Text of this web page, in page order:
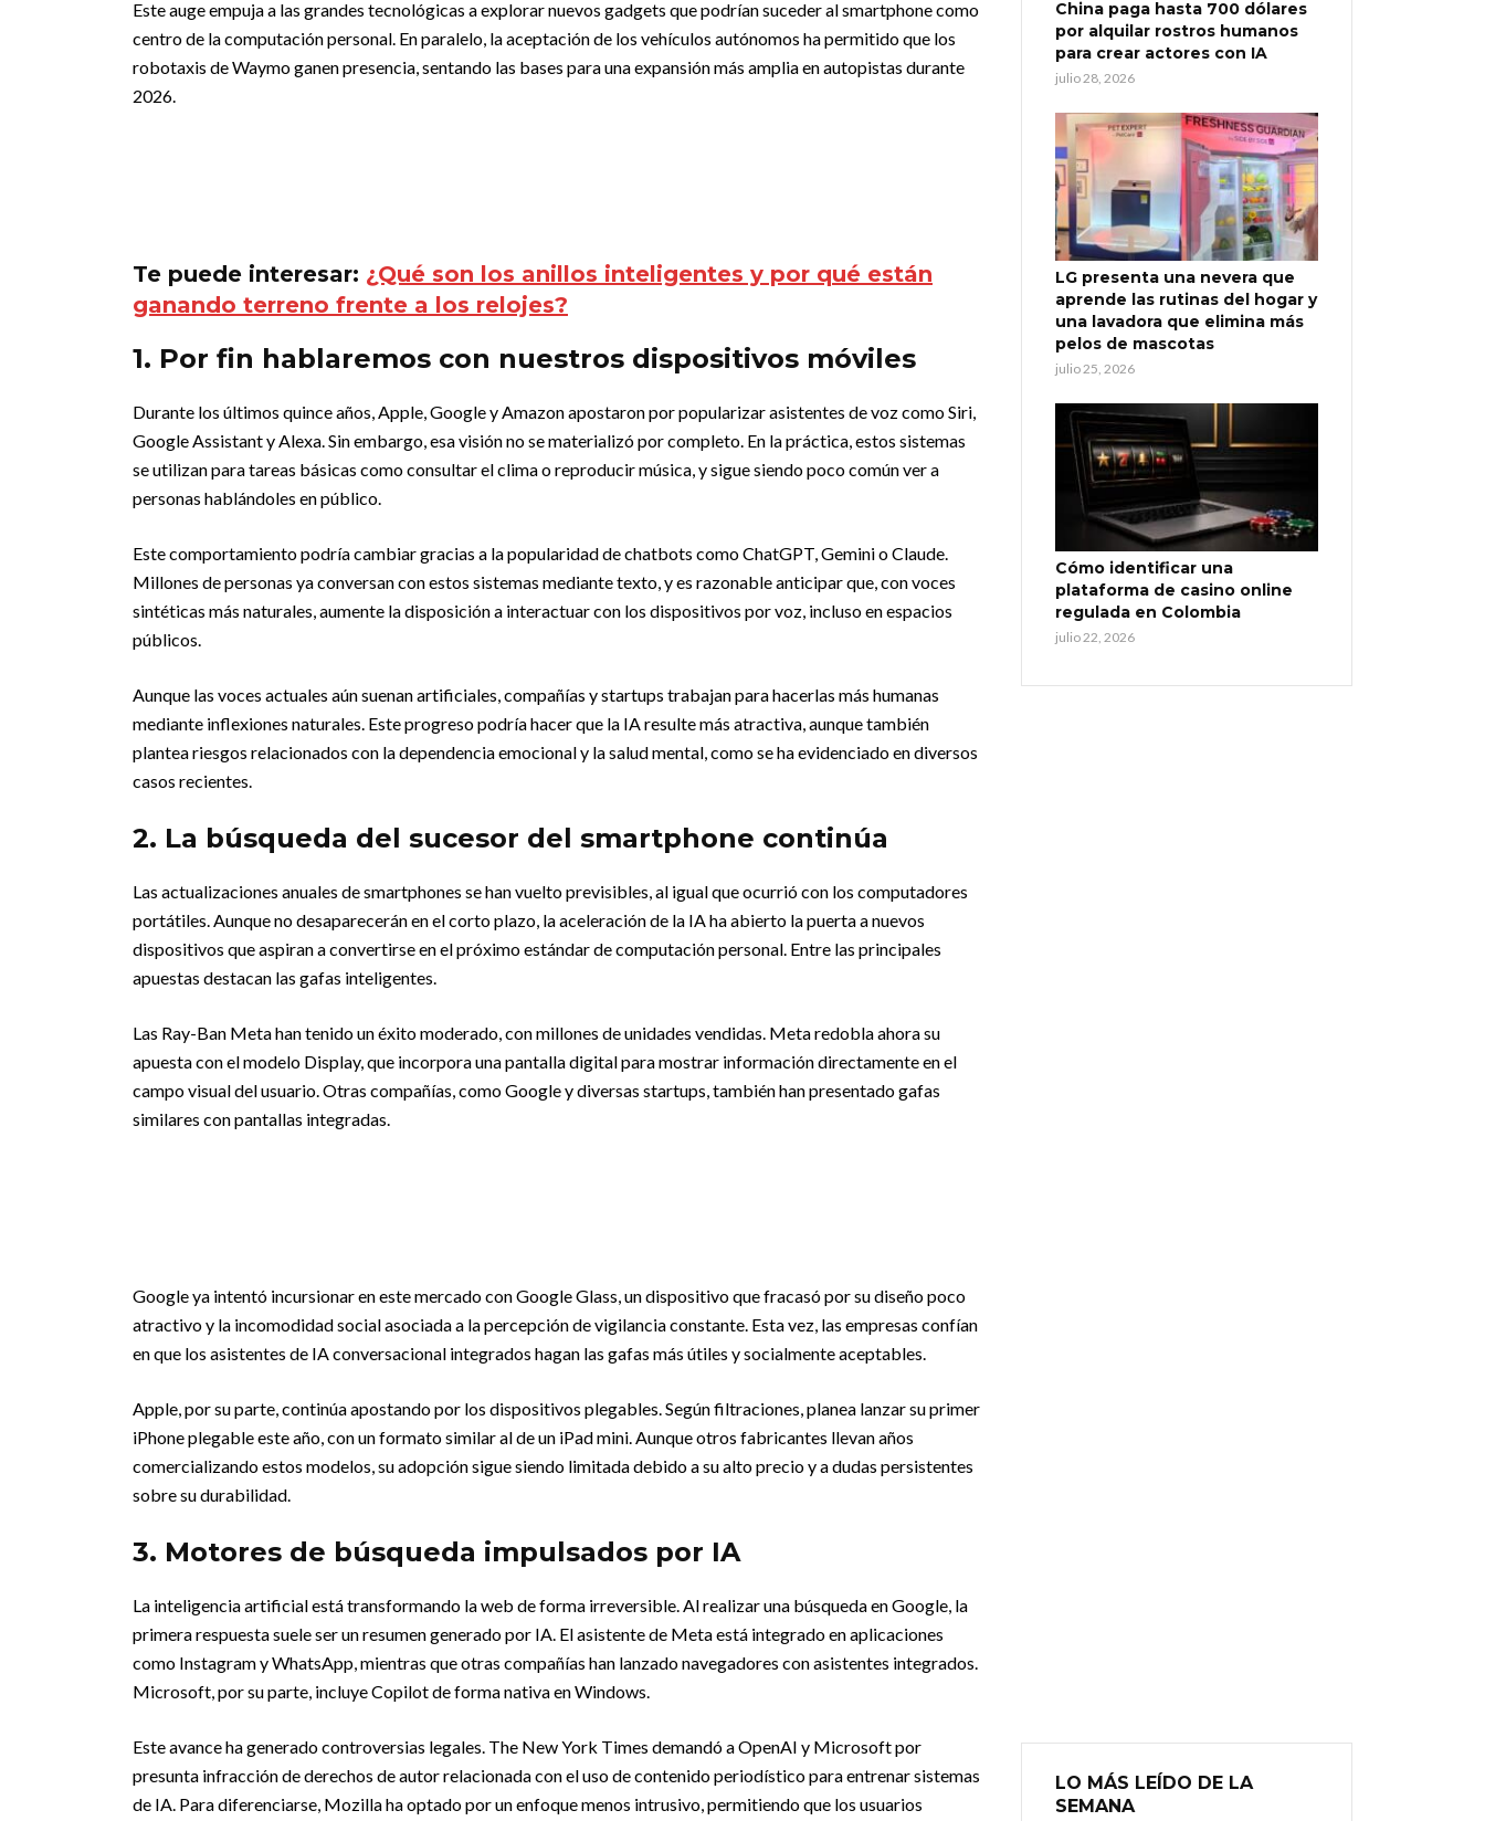
Este auge empuja a las grandes tecnológicas a explorar nuevos gadgets que podrían suceder al smartphone como
centro de la computación personal. En paralelo, la aceptación de los vehículos autónomos ha permitido que los
robotaxis de Waymo ganen presencia, sentando las bases para una expansión más amplia en autopistas durante
2026.
Te puede interesar: ¿Qué son los anillos inteligentes y por qué están
ganando terreno frente a los relojes?
1. Por fin hablaremos con nuestros dispositivos móviles
Durante los últimos quince años, Apple, Google y Amazon apostaron por popularizar asistentes de voz como Siri,
Google Assistant y Alexa. Sin embargo, esa visión no se materializó por completo. En la práctica, estos sistemas
se utilizan para tareas básicas como consultar el clima o reproducir música, y sigue siendo poco común ver a
personas hablándoles en público.
Este comportamiento podría cambiar gracias a la popularidad de chatbots como ChatGPT, Gemini o Claude.
Millones de personas ya conversan con estos sistemas mediante texto, y es razonable anticipar que, con voces
sintéticas más naturales, aumente la disposición a interactuar con los dispositivos por voz, incluso en espacios
públicos.
Aunque las voces actuales aún suenan artificiales, compañías y startups trabajan para hacerlas más humanas
mediante inflexiones naturales. Este progreso podría hacer que la IA resulte más atractiva, aunque también
plantea riesgos relacionados con la dependencia emocional y la salud mental, como se ha evidenciado en diversos
casos recientes.
2. La búsqueda del sucesor del smartphone continúa
Las actualizaciones anuales de smartphones se han vuelto previsibles, al igual que ocurrió con los computadores
portátiles. Aunque no desaparecerán en el corto plazo, la aceleración de la IA ha abierto la puerta a nuevos
dispositivos que aspiran a convertirse en el próximo estándar de computación personal. Entre las principales
apuestas destacan las gafas inteligentes.
Las Ray-Ban Meta han tenido un éxito moderado, con millones de unidades vendidas. Meta redobla ahora su
apuesta con el modelo Display, que incorpora una pantalla digital para mostrar información directamente en el
campo visual del usuario. Otras compañías, como Google y diversas startups, también han presentado gafas
similares con pantallas integradas.
Google ya intentó incursionar en este mercado con Google Glass, un dispositivo que fracasó por su diseño poco
atractivo y la incomodidad social asociada a la percepción de vigilancia constante. Esta vez, las empresas confían
en que los asistentes de IA conversacional integrados hagan las gafas más útiles y socialmente aceptables.
Apple, por su parte, continúa apostando por los dispositivos plegables. Según filtraciones, planea lanzar su primer
iPhone plegable este año, con un formato similar al de un iPad mini. Aunque otros fabricantes llevan años
comercializando estos modelos, su adopción sigue siendo limitada debido a su alto precio y a dudas persistentes
sobre su durabilidad.
3. Motores de búsqueda impulsados por IA
La inteligencia artificial está transformando la web de forma irreversible. Al realizar una búsqueda en Google, la
primera respuesta suele ser un resumen generado por IA. El asistente de Meta está integrado en aplicaciones
como Instagram y WhatsApp, mientras que otras compañías han lanzado navegadores con asistentes integrados.
Microsoft, por su parte, incluye Copilot de forma nativa en Windows.
Este avance ha generado controversias legales. The New York Times demandó a OpenAI y Microsoft por
presunta infracción de derechos de autor relacionada con el uso de contenido periodístico para entrenar sistemas
de IA. Para diferenciarse, Mozilla ha optado por un enfoque menos intrusivo, permitiendo que los usuarios
China paga hasta 700 dólares
por alquilar rostros humanos
para crear actores con IA
julio 28, 2026
LG presenta una nevera que
aprende las rutinas del hogar y
una lavadora que elimina más
pelos de mascotas
julio 25, 2026
Cómo identificar una
plataforma de casino online
regulada en Colombia
julio 22, 2026
LO MÁS LEÍDO DE LA
SEMANA